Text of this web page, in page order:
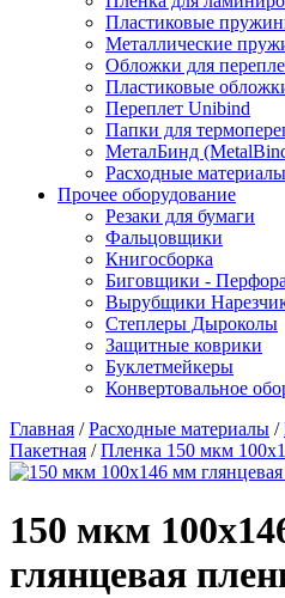
Пластиковые
Металлические
Обложки для
Пластиковые
Переплет Unibind
Папки для
МеталБинд
Расходные
Прочее оборудование
Резаки для бумаги
Фальцовщики
Книгосборка
Биговщики -
Вырубщики
Степлеры Дыроколы
Защитные коврики
Буклетмейкеры
Конвертовальное
Главная / Расходные материалы /
Пакетная / Пленка 150 мкм
150 мкм
глянцевая